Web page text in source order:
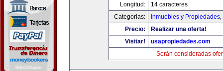
Longitud:
14 caracteres
Categorias:
Inmuebles y Propiedades,
Precio:
Realizar una oferta!
Visitar!
usapropiedades.com
Serán consideradas